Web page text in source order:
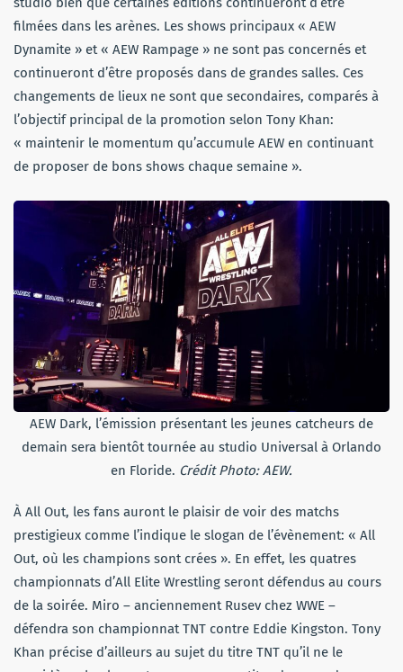
filmées dans les arènes. Les shows principaux « AEW
Dynamite » et « AEW Rampage » ne sont pas concernés et
continueront d’être proposés dans de grandes salles. Ces
changements de lieux ne sont que secondaires, comparés à
l’objectif principal de la promotion selon Tony Khan:
« maintenir le momentum qu’accumule AEW en continuant
de proposer de bons shows chaque semaine ».
AEW Dark, l’émission présentant les jeunes catcheurs de
demain sera bientôt tournée au studio Universal à Orlando
en Floride. Crédit Photo: AEW.
À All Out, les fans auront le plaisir de voir des matchs
prestigieux comme l’indique le slogan de l’évènement: « All
Out, où les champions sont crées ». En effet, les quatres
championnats d’All Elite Wrestling seront défendus au cours
de la soirée. Miro – anciennement Rusev chez WWE –
défendra son championnat TNT contre Eddie Kingston. Tony
Khan précise d’ailleurs au sujet du titre TNT qu’il ne le